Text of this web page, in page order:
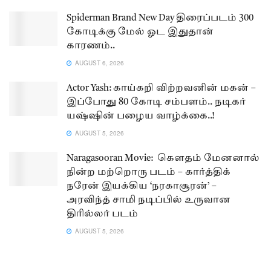
Spiderman Brand New Day திரைப்படம் 300
கோடிக்கு மேல் ஓட இதுதான்
காரணம்..
AUGUST 6, 2026
Actor Yash: காய்கறி விற்றவனின் மகன் –
இப்போது 80 கோடி சம்பளம்.. நடிகர்
யஷ்ஷின் பழைய வாழ்க்கை..!
AUGUST 5, 2026
Naragasooran Movie: கௌதம் மேனனால்
நின்ற மற்றொரு படம் – கார்த்திக்
நரேன் இயக்கிய ‘நரகாசூரன்’ –
அரவிந்த் சாமி நடிப்பில் உருவான
திரில்லர் படம்
AUGUST 5, 2026